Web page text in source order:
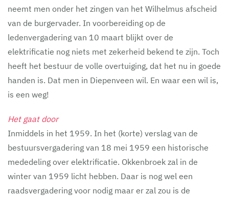
neemt men onder het zingen van het Wilhelmus afscheid
van de burgervader. In voorbereiding op de
ledenvergadering van 10 maart blijkt over de
elektrificatie nog niets met zekerheid bekend te zijn. Toch
heeft het bestuur de volle overtuiging, dat het nu in goede
handen is. Dat men in Diepenveen wil. En waar een wil is,
is een weg!
Het gaat door
Inmiddels in het 1959. In het (korte) verslag van de
bestuursvergadering van 18 mei 1959 een historische
mededeling over elektrificatie. Okkenbroek zal in de
winter van 1959 licht hebben. Daar is nog wel een
raadsvergadering voor nodig maar er zal zou is de